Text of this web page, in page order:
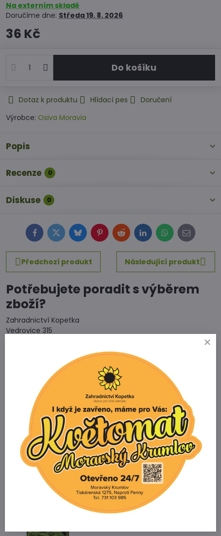
Na externím skladě
Doručíme dne: Středa19. 8. 2026
36 Kč
Do košíku
Dotaz k produktu Hlídací pes
Doručení
Výrobce: Osiva Moravia
Popis
Recenze 0
Diskuse 0
FacebookTwitterBlueskyPinterestRedditLinkedInWhatsApp
E-
mail
Předchozí produkt
Následující produkt
Potřebujete poradit s výběrem
zboží?
Zahradnictví Kopetka
Vedrovice 315
Telefon
+420 731 103 985
Prodejna
+420 607 042 662
Email
info@zahradnictvikopetka.cz
Zahradnictví Vedrovice